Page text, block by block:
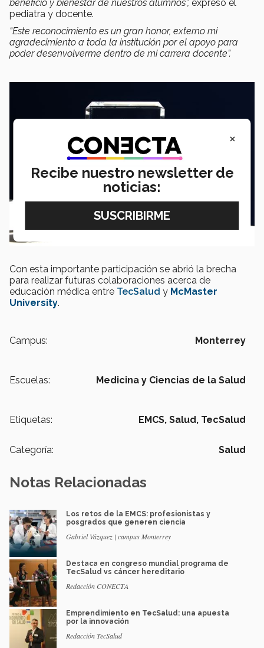
beneficio y bienestar de nuestros alumnos”, expresó el
pediatra y docente.
“Este reconocimiento es un gran honor, externo mi
agradecimiento a toda la institución por el apoyo para
poder desenvolverme dentro de mi carrera docente”.
Con esta importante participación se abrió la brecha
para realizar futuras colaboraciones acerca de
educación médica entre TecSalud y McMaster
University.
Campus: Monterrey
Escuelas: Medicina y Ciencias de la Salud
Etiquetas: EMCS, Salud, TecSalud
Categoría: Salud
Notas Relacionadas
Los retos de la EMCS: profesionistas y
posgrados que generen ciencia
Gabriel Vázquez | campus Monterrey
Destaca en congreso mundial programa de
TecSalud vs cáncer hereditario
Redacción CONECTA
Emprendimiento en TecSalud: una apuesta
por la innovación
Redacción TecSalud
×
Recibe nuestro newsletter de
noticias: